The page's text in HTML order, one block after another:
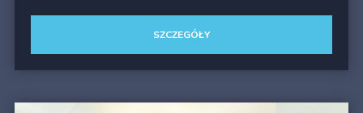
SZCZEGÓŁY